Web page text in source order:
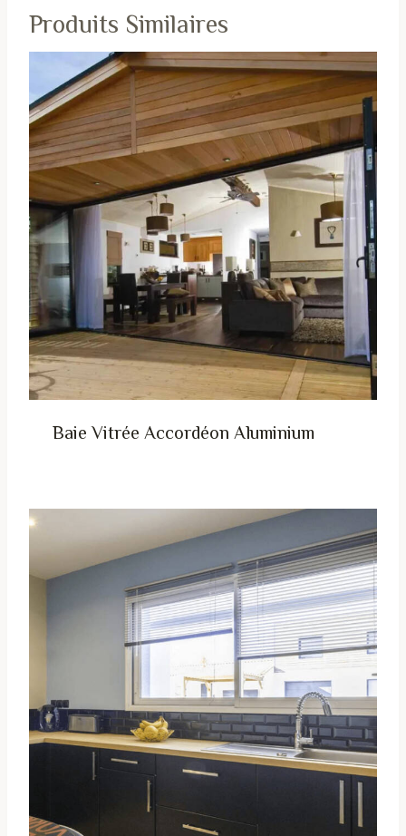
Produits Similaires
Baie Vitrée Accordéon Aluminium